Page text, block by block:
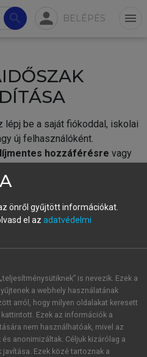
search person BELÉPÉS menu
be a saját fiókoddal, iskolai
új felhasználóként.
hozzáférésre vagy
létre új fiókot.
automatikusan
önről gyűjtött információkat.
el az adatvédelmi
is nevezik. Ezek a
a webhely használatának
arról, hogy milyen oldalakat keresett
Ezek az információk a
nem használhatóak, mivel az
anonimizáltak. Céljuk kizárólag a
Ezek közé tartoznak a